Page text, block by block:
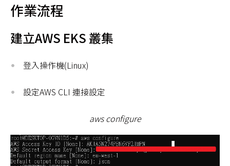
作業流程
建立AWS EKS 叢集
登入操作機(Linux)
設定AWS CLI 連接設定
aws configure